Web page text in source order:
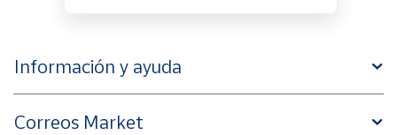
Información y ayuda
Correos Market